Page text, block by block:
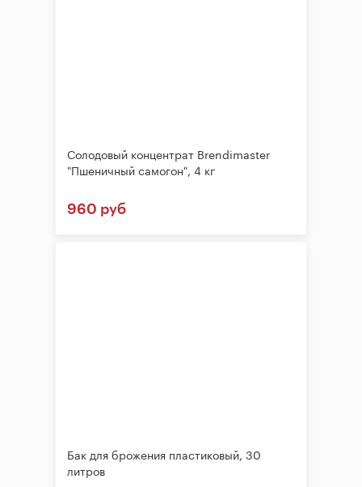
Солодовый концентрат Brendimaster
"Пшеничный самогон", 4 кг
960 руб
Бак для брожения пластиковый, 30
литров